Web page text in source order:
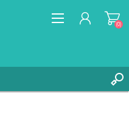
(0)